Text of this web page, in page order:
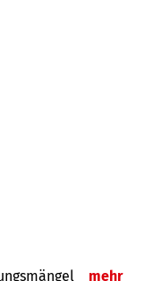
mehr